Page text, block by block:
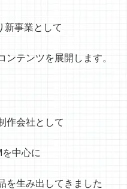
新事業として
ンテンツを展開します。
作会社として
中心に
を生み出してきました